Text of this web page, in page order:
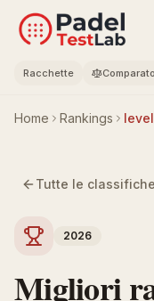
Racchette
Home Rankings
Tutte le classifiche
2026
Migliori